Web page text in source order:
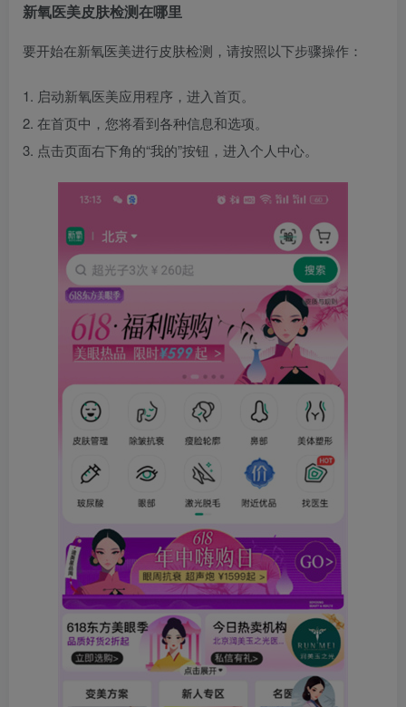
新氧医美皮肤检测在哪里
要开始在新氧医美进行皮肤检测，请按照以下步骤操作：
1. 启动新氧医美应用程序，进入首页。
2. 在首页中，您将看到各种信息和选项。
3. 点击页面右下角的“我的”按钮，进入个人中心。